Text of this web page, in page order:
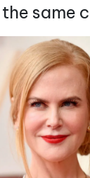
the same